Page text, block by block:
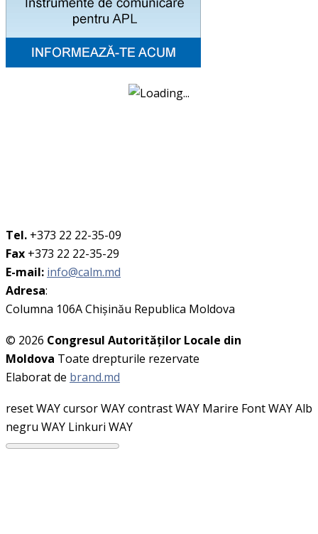
Tel. +373 22 22-35-09
Fax +373 22 22-35-29
E-mail: info@calm.md
Adresa:
Columna 106A Chişinău Republica Moldova
© 2026 Congresul Autorităţilor Locale din
Moldova Toate drepturile rezervate
Elaborat de brand.md
reset WAYcursor WAYcontrast WAY Marire Font WAYAlb
negru WAY Linkuri WAY